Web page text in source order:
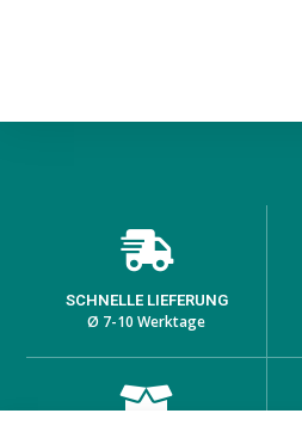
SCHNELLE LIEFERUNG
Ø 7-10 Werktage